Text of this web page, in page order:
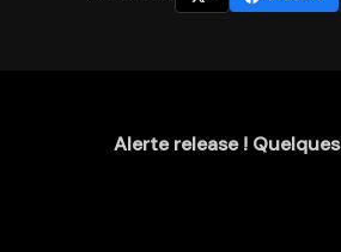
Alerte release !